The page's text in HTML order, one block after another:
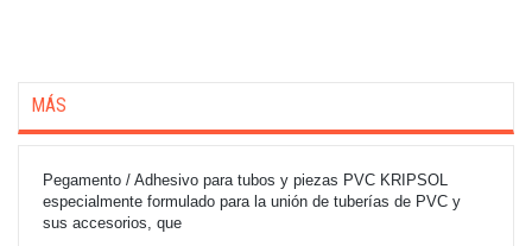
MÁS
Pegamento / Adhesivo para tubos y piezas PVC KRIPSOL
especialmente formulado para la unión de tuberías de PVC y
sus accesorios, que